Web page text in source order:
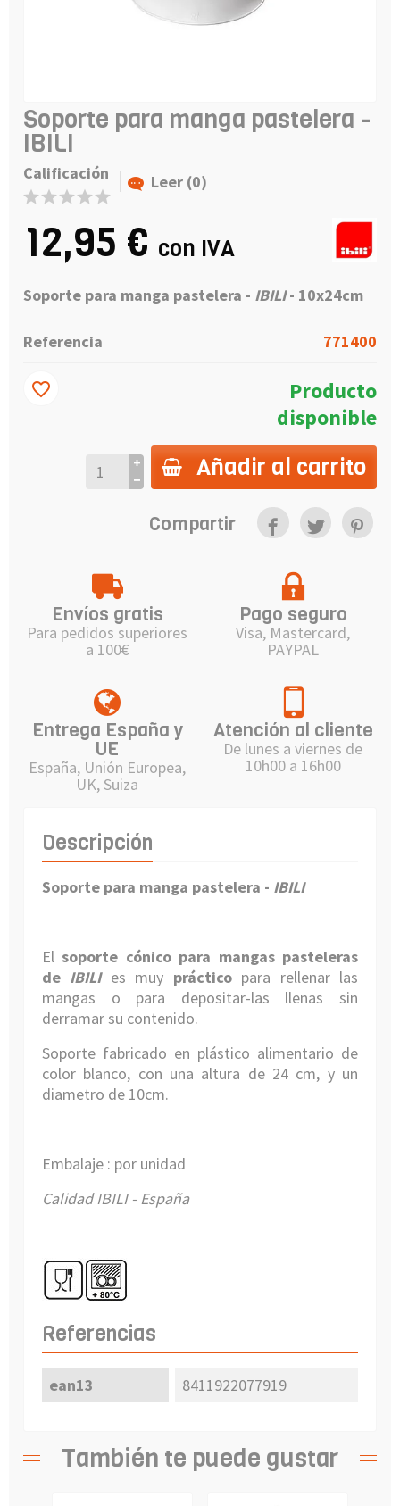
Soporte para manga pastelera -
IBILI
Calificación Leer (0)
12,95 € con IVA
Soporte para manga pastelera - IBILI- 10x24cm
Referencia 771400
Producto
disponible
Añadir al carrito
favorite_border
Compartir
Envíos gratis
Para pedidos superiores
a 100€
Pago seguro
Visa, Mastercard,
PAYPAL
Entrega España y
UE
España, Unión Europea,
UK, Suiza
Atención al cliente
De lunes a viernes de
10h00 a 16h00
Descripción
Soporte para manga pastelera - IBILI
Elsoporte cónico para mangas pasteleras
de IBILIes muy prácticopara rellenar las
mangas o para depositar-las llenas sin
derramar su contenido.
Soporte fabricado en plástico alimentario de
color blanco, con una altura de 24 cm, y un
diametro de 10cm.
Embalaje : por unidad
Calidad IBILI - España
Referencias
ean13 8411922077919
También te puede gustar